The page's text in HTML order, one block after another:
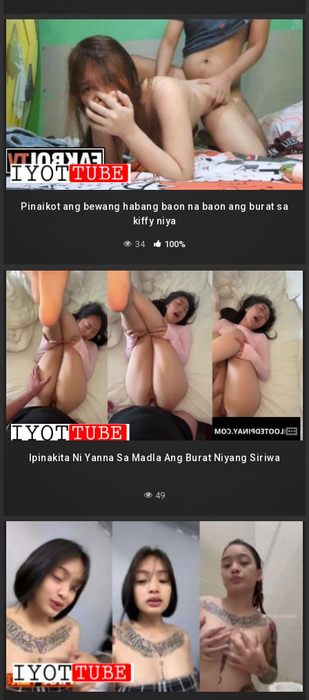
Pinaikot ang bewang habang baon na baon ang burat sa
kiffy niya
34 100%
Ipinakita Ni Yanna Sa Madla Ang Burat Niyang Siriwa
49